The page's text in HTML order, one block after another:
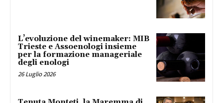
L’evoluzione del winemaker: MIB
Trieste e Assoenologi insieme
per la formazione manageriale
degli enologi
26 Luglio 2026